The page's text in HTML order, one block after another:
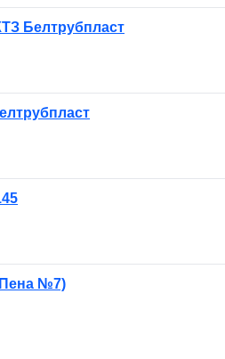
Белтрубпласт
№7)